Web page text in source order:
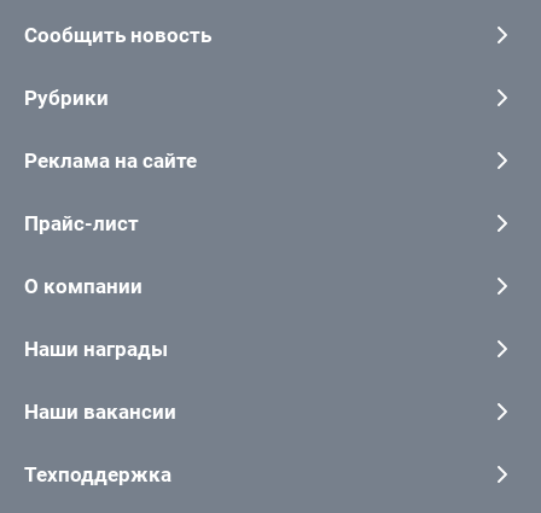
Сообщить новость
Рубрики
Реклама на сайте
Прайс-лист
О компании
Наши награды
Наши вакансии
Техподдержка